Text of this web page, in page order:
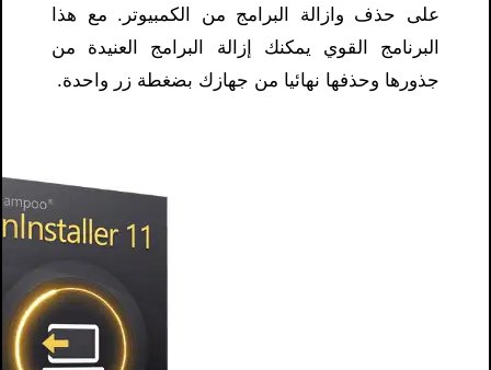
على حذف وازالة البرامج من الكمبيوتر. مع هذا
البرنامج القوي يمكنك إزالة البرامج العنيدة من
جذورها وحذفها نهائيا من جهازك بضغطة زر واحدة.